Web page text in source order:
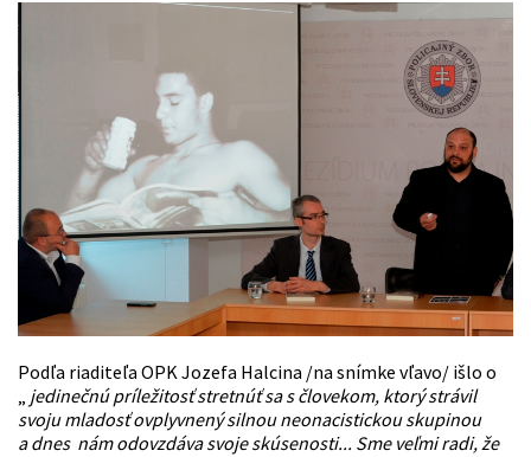
Podľa riaditeľa OPK Jozefa Halcina /na snímke vľavo/ išlo o
jedinečnú príležitosť stretnúť sa s človekom, ktorý strávil
svoju mladosť ovplyvnený silnou neonacistickou skupinou
a dnes nám odovzdáva svoje skúsenosti... Sme veľmi radi, že